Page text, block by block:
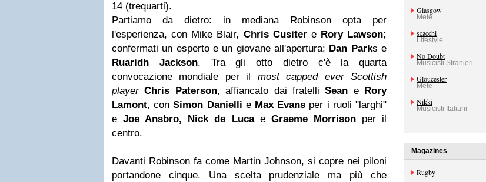
14 (trequarti).
Partiamo da dietro: in mediana Robinson opta per
l'esperienza, con Mike Blair, Chris CusitereRory Lawson;
confermati un esperto e un giovane all'apertura: Dan Parks e
Ruaridh Jackson. Tra gli otto dietro c'è la quarta
convocazione mondiale per il most capped ever Scottish
player Chris Paterson, affiancato dai fratelliSean e Rory
Lamont, con Simon Danielli e Max Evans per i ruoli "larghi"
e Joe Ansbro, Nick de Lucae Graeme Morrisonper il
centro.
Davanti Robinson fa come Martin Johnson, si copre nei piloni
portandone cinque. Una scelta prudenziale ma più che
Glasgow
Mete
scacchi
Lifestyle
No Doubt
Musicisti Stranieri
Gloucester
Mete
Nikki
Musicisti Italiani
Magazines
Rugby